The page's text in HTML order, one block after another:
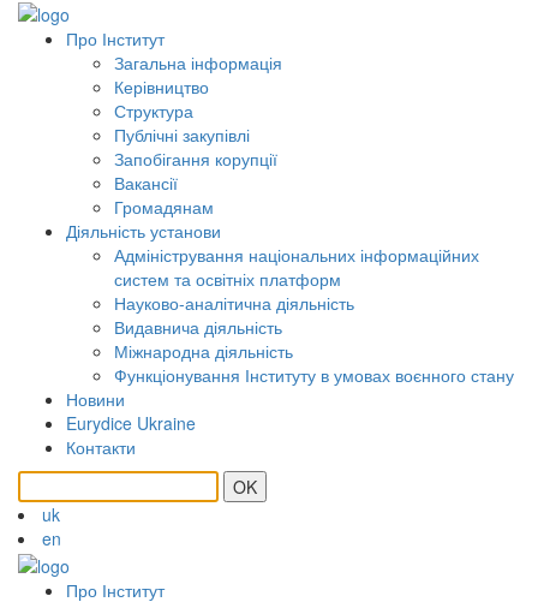
Про Інститут
Загальна інформація
Керівництво
Структура
Публічні закупівлі
Запобігання корупції
Вакансії
Громадянам
Діяльність установи
Адміністрування національних інформаційних
систем та освітніх платформ
Науково-аналітична діяльність
Видавнича діяльність
Міжнародна діяльність
Функціонування Інституту в умовах воєнного стану
Новини
Eurydice Ukraine
Контакти
OK
uk
en
Про Інститут